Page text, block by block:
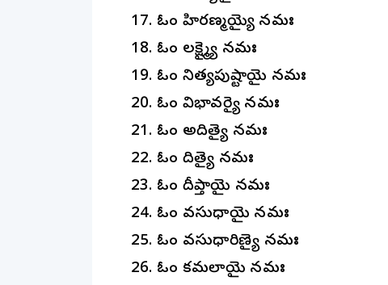
ఓం హిరణ్మయ్యై నమః
ఓం లక్ష్మ్యై నమః
ఓం నిత్యపుష్టాయై నమః
ఓం విభావర్యై నమః
ఓం అదిత్యై నమః
ఓం దిత్యై నమః
ఓం దీప్తాయై నమః
ఓం వసుధాయై నమః
ఓం వసుధారిణ్యై నమః
ఓం కమలాయై నమః